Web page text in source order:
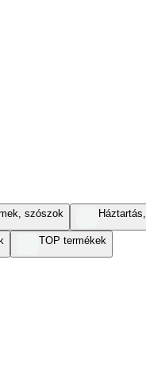
szószok
TOP termékek